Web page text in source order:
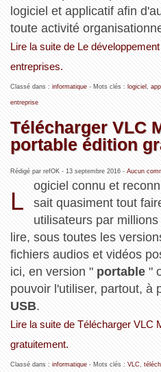
logiciel et applicatif afin
toute activité
Lire la suite de Le
entreprises.
Classé dans : informatique- Mots clés : logiciel ,
entreprise
Télécharger VLC
portable édition
Rédigé par refOK - 13 septembre 2016- Aucun
L
ogiciel connu et
sait quasiment tout
utilisateurs par
lire, sous toutes les
fichiers audios et vidéos
ici, en version " portable"
pouvoir l'utiliser, partout, à
USB.
Lire la suite de Télécharger VLC
gratuitement.
Classé dans : informatique- Mots clés : VLC,